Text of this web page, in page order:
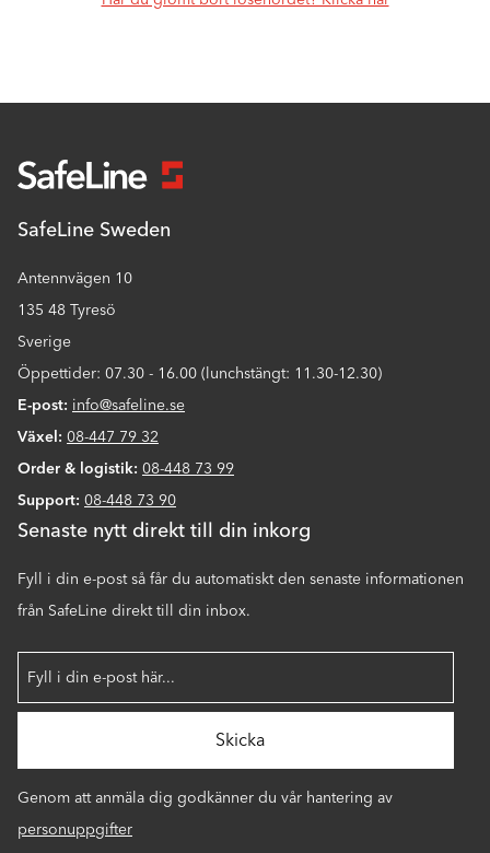
SafeLine Sweden
Antennvägen 10
135 48 Tyresö
Sverige
Öppettider: 07.30 - 16.00 (lunchstängt: 11.30-12.30)
E-post: info@safeline.se
Växel: 08-447 79 32
Order & logistik: 08-448 73 99
Support: 08-448 73 90
Senaste nytt direkt till din inkorg
Fyll i din e-post så får du automatiskt den senaste informationen
från SafeLine direkt till din inbox.
Genom att anmäla dig godkänner du vår hantering av
personuppgifter